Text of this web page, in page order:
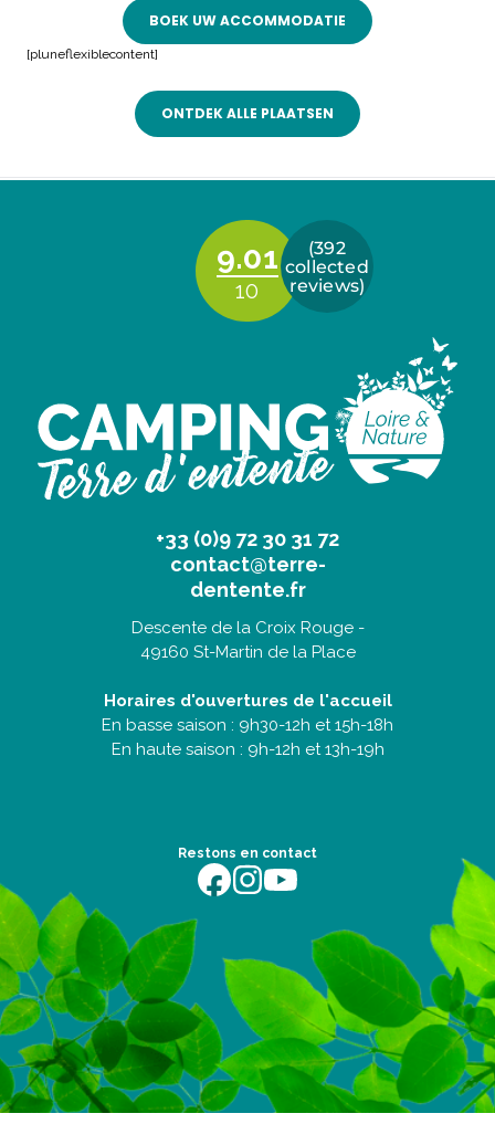
BOEK UW ACCOMMODATIE
[pluneflexiblecontent]
ONTDEK ALLE PLAATSEN
+33 (0)9 72 30 31 72
contact@terre-
dentente.fr
Descente de la Croix Rouge -
49160 St-Martin de la Place
Horaires d'ouvertures de l'accueil
En basse saison : 9h30-12h et 15h-18h
En haute saison : 9h-12h et 13h-19h
Restons en contact
https://fr-fr.facebook.com/terredentente/
https://www.instagram.com/
https://youtu.be/